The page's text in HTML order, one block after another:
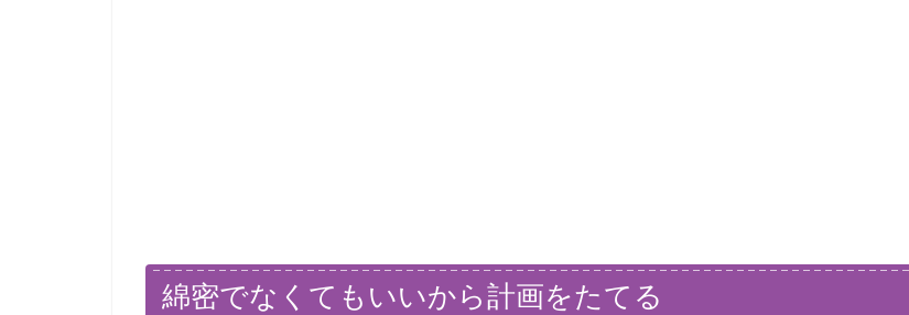
綿密でなくてもいいから計画をたてる